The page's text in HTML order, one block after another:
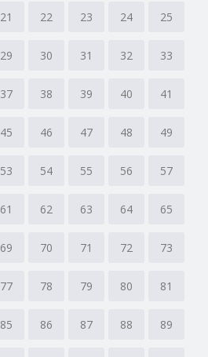
21 22 23 24 25
29 30 31 32 33
37 38 39 40 41
45 46 47 48 49
53 54 55 56 57
61 62 63 64 65
69 70 71 72 73
77 78 79 80 81
85 86 87 88 89